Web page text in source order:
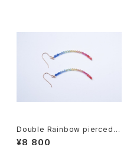
Double Rainbow pierced e
arring
¥8,800